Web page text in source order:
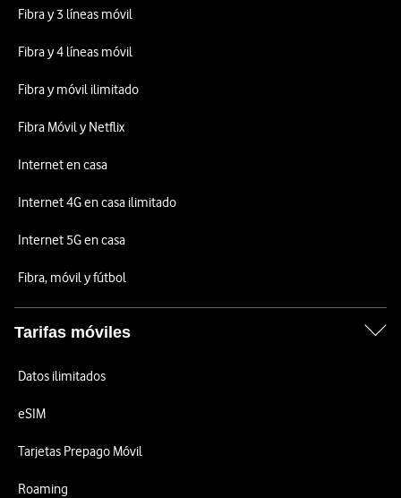
Fibra y 3 líneas móvil
Fibra y 4 líneas móvil
Fibra y móvil ilimitado
Fibra Móvil y Netflix
Internet en casa
Internet 4G en casa ilimitado
Internet 5G en casa
Fibra, móvil y fútbol
Tarifas móviles
Datos ilimitados
eSIM
Tarjetas Prepago Móvil
Roaming